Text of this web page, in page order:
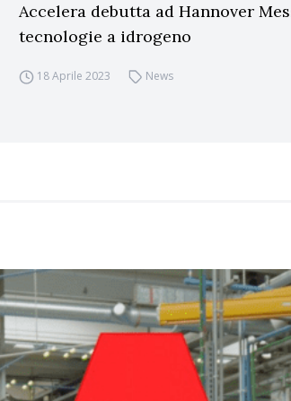
Accelera debutta ad Hannover
tecnologie a idrogeno
18 Aprile 2023 News